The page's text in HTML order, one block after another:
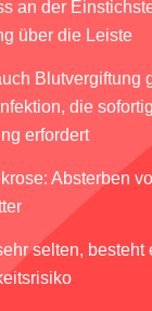
an der
über die Leiste
Blutvergiftung
die
erfordert
Absterben
selten, besteht